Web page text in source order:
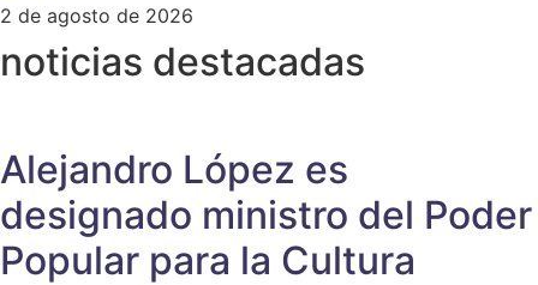
2 de agosto de 2026
noticias destacadas
Alejandro López es
designado ministro del Poder
Popular para la Cultura